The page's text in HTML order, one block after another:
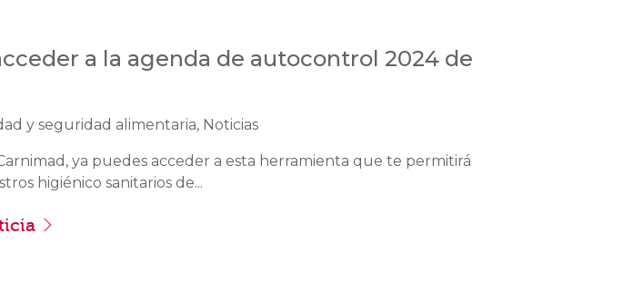
a la agenda de autocontrol 2024 de
y seguridad alimentaria, Noticias
ya puedes acceder a esta herramienta que te permitirá
higiénico sanitarios de...